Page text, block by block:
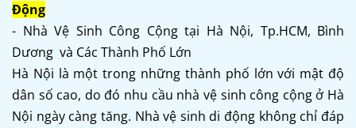
Động
- Nhà Vệ Sinh Công Cộng tại Hà Nội, Tp.HCM, Bình
Dương và Các Thành Phố Lớn
Hà Nội là một trong những thành phố lớn với mật độ
dân số cao, do đó nhu cầu nhà vệ sinh công cộng ở Hà
Nội ngày càng tăng. Nhà vệ sinh di động không chỉ đáp